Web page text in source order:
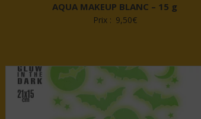
AQUA MAKEUP BLANC – 15 g
Prix : 9,50€